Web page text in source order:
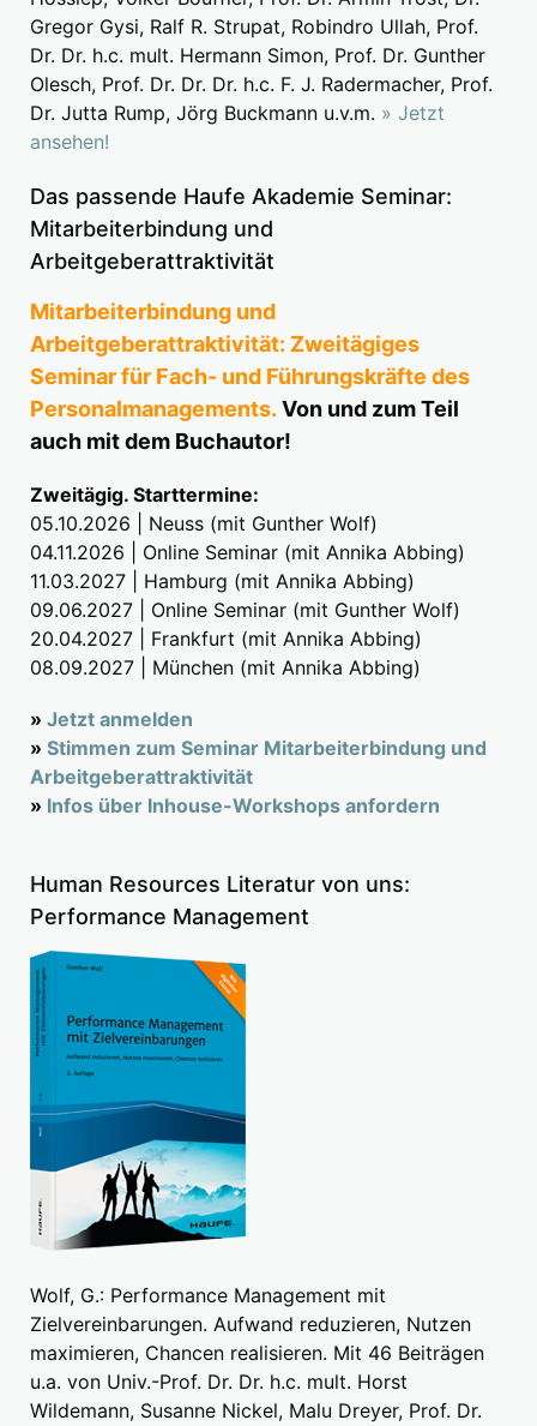
Gregor Gysi, Ralf R. Strupat, Robindro Ullah, Prof.
Dr. Dr. h.c. mult. Hermann Simon, Prof. Dr. Gunther
Olesch, Prof. Dr. Dr. Dr. h.c. F. J. Radermacher, Prof.
Dr. Jutta Rump, Jörg Buckmann u.v.m. » Jetzt
ansehen!
Das passende Haufe Akademie Seminar:
Mitarbeiterbindung und
Arbeitgeberattraktivität
Mitarbeiterbindung und
Arbeitgeberattraktivität: Zweitägiges
Seminar für Fach- und Führungskräfte des
Personalmanagements. Von und zum Teil
auch mit dem Buchautor!
Zweitägig. Starttermine:
05.10.2026 | Neuss (mit Gunther Wolf)
04.11.2026 | Online Seminar (mit Annika Abbing)
11.03.2027 | Hamburg (mit Annika Abbing)
09.06.2027 | Online Seminar (mit Gunther Wolf)
20.04.2027 | Frankfurt (mit Annika Abbing)
08.09.2027 | München (mit Annika Abbing)
» Jetzt anmelden
» Stimmen zum Seminar Mitarbeiterbindung und
Arbeitgeberattraktivität
» Infos über Inhouse-Workshops anfordern
Human Resources Literatur von uns:
Performance Management
Wolf, G.: Performance Management mit
Zielvereinbarungen. Aufwand reduzieren, Nutzen
maximieren, Chancen realisieren. Mit 46 Beiträgen
u.a. von Univ.-Prof. Dr. Dr. h.c. mult. Horst
Wildemann, Susanne Nickel, Malu Dreyer, Prof. Dr.